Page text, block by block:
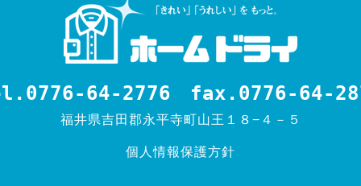
64-2776 fax.0776-64-
福井県吉田郡永平寺町山王１８−４－５
個人情報保護方針